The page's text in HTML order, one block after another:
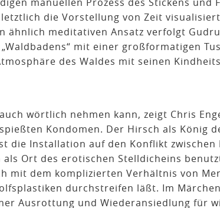
die Vorstellung von Zeit
ähnlich meditativen Ansatz verfolgt
mit einer großformatigen
des Waldes mit seinen
auch wörtlich nehmen kann, zeigt Chris
Kondomen. Der Hirsch als König
die Installation auf den Konflikt
Ort des erotischen Stelldicheins
mit dem komplizierten Verhältnis von
durchstreifen läßt. Im
Ausrottung und Wiederansiedlung für